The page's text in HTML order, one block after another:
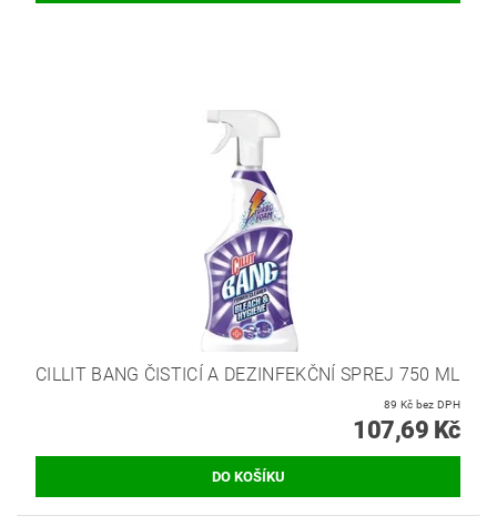
CILLIT BANG ČISTICÍ A DEZINFEKČNÍ SPREJ 750 ML
89 Kč bez DPH
107,69 Kč